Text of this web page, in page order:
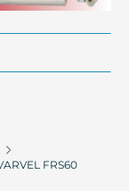
FRS60